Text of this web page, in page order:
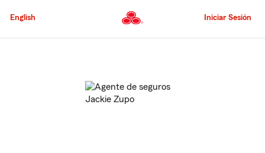
al
principal
English Iniciar Sesión